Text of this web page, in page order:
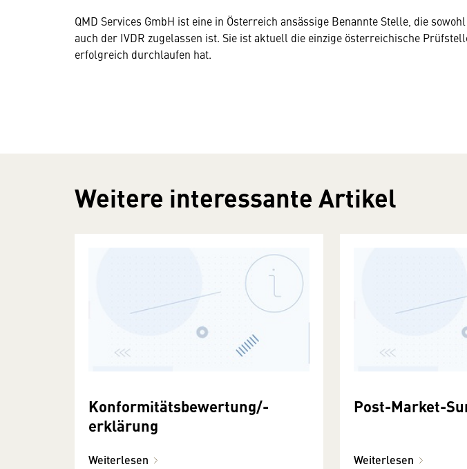
QMD Services GmbH ist eine in Österreich ansässige Benannte Stelle, die
auch der IVDR zugelassen ist. Sie ist aktuell die einzige österreichische
erfolgreich durchlaufen hat.
Weitere interessante Artikel
Konformitätsbewertung/-
erklärung
Weiterlesen
Post-Market-
Weiterlesen